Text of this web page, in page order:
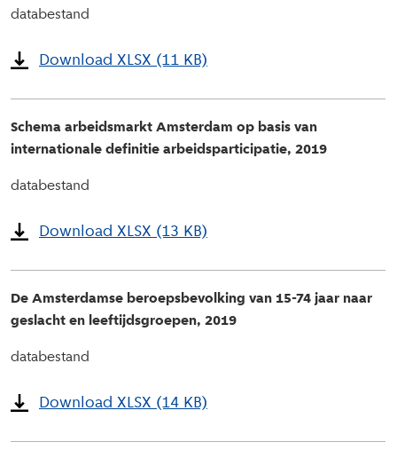
databestand
Download XLSX (11 KB)
Schema arbeidsmarkt Amsterdam op basis van
internationale definitie arbeidsparticipatie, 2019
databestand
Download XLSX (13 KB)
De Amsterdamse beroepsbevolking van 15-74 jaar naar
geslacht en leeftijdsgroepen, 2019
databestand
Download XLSX (14 KB)